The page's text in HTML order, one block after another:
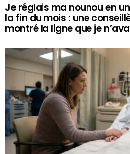
Je réglais ma nounou en
la fin du mois : une
montré la ligne que je